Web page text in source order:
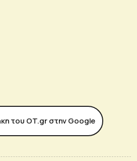
του ΟΤ.gr στην Google